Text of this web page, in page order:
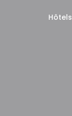
Hôtels